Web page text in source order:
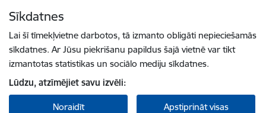
Sīkdatnes
Lai šī tīmekļvietne darbotos, tā izmanto obligāti nepieciešamās
sīkdatnes. Ar Jūsu piekrišanu papildus šajā vietnē var tikt
izmantotas statistikas un sociālo mediju sīkdatnes.
Lūdzu, atzīmējiet savu izvēli:
Noraidīt Apstiprināt visas